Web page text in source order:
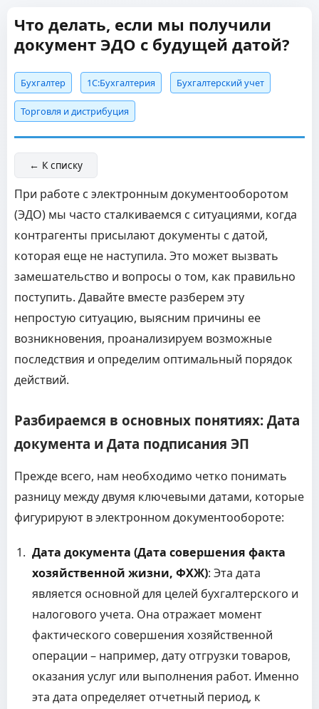
Что делать, если мы получили
документ ЭДО с будущей датой?
Бухгалтер 1C:Бухгалтерия Бухгалтерский учет
Торговля и дистрибуция
← К списку
При работе с электронным документооборотом
(ЭДО) мы часто сталкиваемся с ситуациями, когда
контрагенты присылают документы с датой,
которая еще не наступила. Это может вызвать
замешательство и вопросы о том, как правильно
поступить. Давайте вместе разберем эту
непростую ситуацию, выясним причины ее
возникновения, проанализируем возможные
последствия и определим оптимальный порядок
действий.
Разбираемся в основных понятиях: Дата
документа и Дата подписания ЭП
Прежде всего, нам необходимо четко понимать
разницу между двумя ключевыми датами, которые
фигурируют в электронном документообороте:
Дата документа (Дата совершения факта
хозяйственной жизни, ФХЖ): Эта дата
является основной для целей бухгалтерского и
налогового учета. Она отражает момент
фактического совершения хозяйственной
операции – например, дату отгрузки товаров,
оказания услуг или выполнения работ. Именно
эта дата определяет отчетный период, к